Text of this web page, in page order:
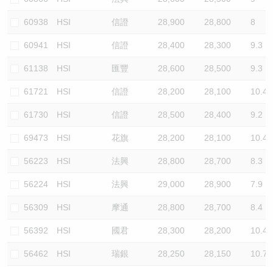
60938 HSI 信證 28,900 28,800 8
60941 HSI 信證 28,400 28,300 9.3
61138 HSI 匯豐 28,600 28,500 9.3
61721 HSI 信證 28,200 28,100 10.4
61730 HSI 信證 28,500 28,400 9.2
69473 HSI 花旗 28,200 28,100 10.4
56223 HSI 法興 28,800 28,700 8.3
56224 HSI 法興 29,000 28,900 7.9
56309 HSI 摩通 28,800 28,700 8.4
56392 HSI 國君 28,300 28,200 10.4
56462 HSI 瑞銀 28,250 28,150 10.7